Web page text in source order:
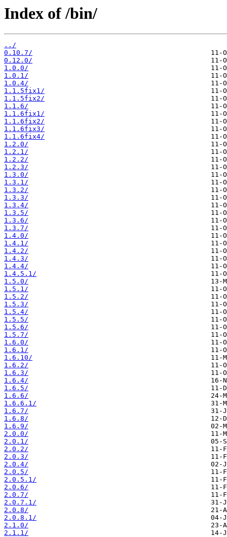
Index of /bin/
../
0.10.7/
0.12.0/
1.0.0/
1.0.1/
1.0.4/
1.1.5fix1/
1.1.5fix2/
1.1.6/
1.1.6fix1/
1.1.6fix2/
1.1.6fix3/
1.1.6fix4/
1.2.0/
1.2.1/
1.2.2/
1.2.3/
1.3.0/
1.3.1/
1.3.2/
1.3.3/
1.3.4/
1.3.5/
1.3.6/
1.3.7/
1.4.0/
1.4.1/
1.4.2/
1.4.3/
1.4.4/
1.4.5.1/
1.5.0/
1.5.1/
1.5.2/
1.5.3/
1.5.4/
1.5.5/
1.5.6/
1.5.7/
1.6.0/
1.6.1/
1.6.10/
1.6.2/
1.6.3/
1.6.4/
1.6.5/
1.6.6/
1.6.6.1/
1.6.7/
1.6.8/
1.6.9/
2.0.0/
2.0.1/
2.0.2/
2.0.3/
2.0.4/
2.0.5/
2.0.5.1/
2.0.6/
2.0.7/
2.0.7.1/
2.0.8/
2.0.8.1/
2.1.0/
2.1.1/